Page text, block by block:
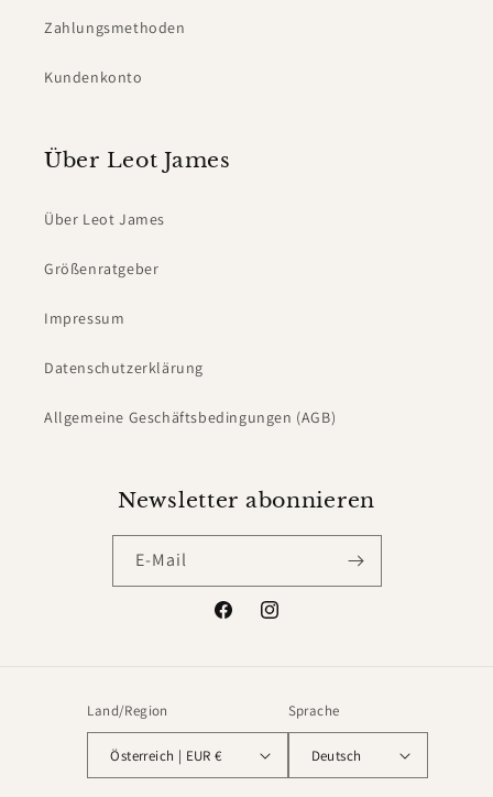
Zahlungsmethoden
Kundenkonto
Über Leot James
Über Leot James
Größenratgeber
Impressum
Datenschutzerklärung
Allgemeine Geschäftsbedingungen (AGB)
Newsletter abonnieren
E-Mail
FacebookInstagram
Land/Region
Österreich | EUR €
Sprache
Deutsch